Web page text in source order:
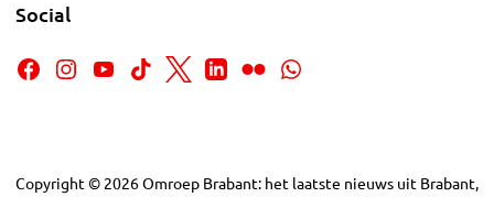
Social
Copyright © 2026Omroep Brabant: het laatste nieuws uit Brabant,